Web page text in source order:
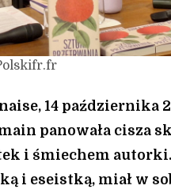
14 października
panowała cisza
i śmiechem autorki.
i eseistką, miał w